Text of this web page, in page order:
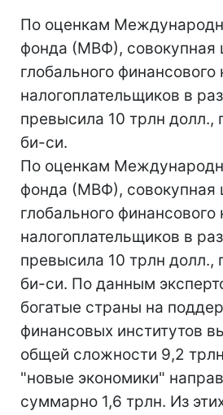
По оценкам
фонда (МВФ), совокупная
глобального финансового
налогоплательщиков в
превысила 10 трлн долл.,
би-си.
По оценкам
фонда (МВФ), совокупная
глобального финансового
налогоплательщиков в
превысила 10 трлн долл.,
би-си. По данным
богатые страны на
финансовых институтов
общей сложности 9,2
"новые экономики"
суммарно 1,6 трлн. Из